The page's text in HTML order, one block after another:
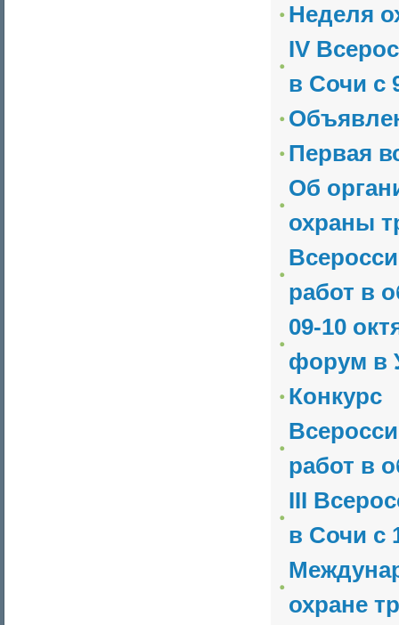
Неделя
IV
в Сочи с
Первая
Об
охраны
работ в
09-10
форум в
Конкурс
работ в
III
в Сочи с
охране